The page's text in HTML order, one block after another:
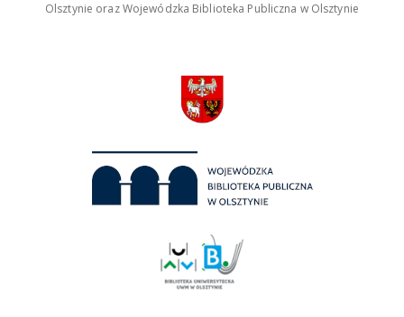
Olsztynie oraz Wojewódzka Biblioteka Publiczna w Olsztynie